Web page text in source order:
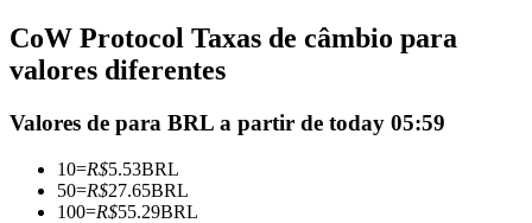
Torne-se um Trader de Cópias
CoW Protocol Taxas de câmbio para
valores diferentes
Valores de para BRL a partir de today 05:59
10=R$5.53BRL
50=R$27.65BRL
100=R$55.29BRL